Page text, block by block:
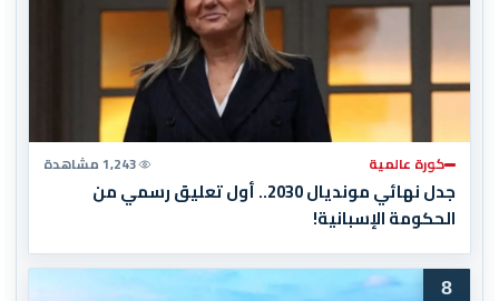
كورة عالمية 1,243 مشاهدة
جدل نهائي مونديال 2030.. أول تعليق رسمي من
الحكومة الإسبانية!
8